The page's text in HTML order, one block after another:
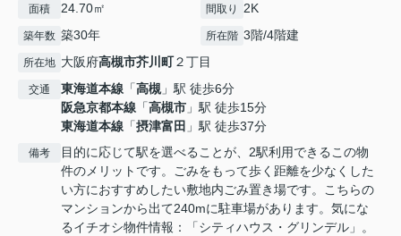
面積 24.70㎡ 間取り 2K
築年数 築30年 所在階 3階/4階建
所在地 大阪府高槻市芥川町２丁目
交通 東海道本線 「高槻 」駅 徒歩6分
阪急京都本線 「高槻市 」駅 徒歩15分
東海道本線 「摂津富田 」駅 徒歩37分
備考
目的に応じて駅を選べることが、2駅利用できるこの物
件のメリットです。ごみをもって歩く距離を少なくした
い方におすすめしたい敷地内ごみ置き場です。こちらの
マンションから出て240mに駐車場があります。気にな
るイチオシ物件情報：「シティハウス・グリンデル」。